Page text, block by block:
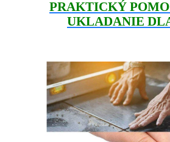
PRAKTICKÝ
UKLADANIE